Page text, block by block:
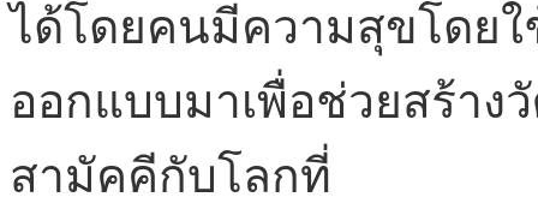
ได้โดยคนมีความสุขโดยใ
ออกแบบมาเพื่อช่วยสร้า
สามัคคีกับโลกที่